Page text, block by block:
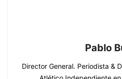
Pablo
Director General. Periodista &